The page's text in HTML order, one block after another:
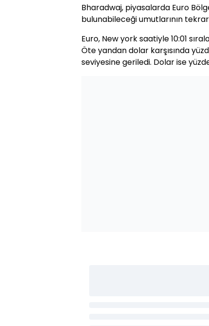
Bharadwaj, piyasalarda Euro
bulunabileceği umutlarının
Euro, New york saatiyle 10:01
Öte yandan dolar karşısında
seviyesine geriledi. Dolar ise